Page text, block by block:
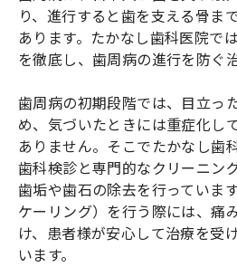
り、進行すると歯を支える骨ま
あります。たかなし歯科医院で
を徹底し、歯周病の進行を防ぐ
歯周病の初期段階では、目立っ
め、気づいたときには重症化し
ありません。そこでたかなし歯
歯科検診と専門的なクリーニン
歯垢や歯石の除去を行っていま
ケーリング）を行う際には、痛
け、患者様が安心して治療を受
います。